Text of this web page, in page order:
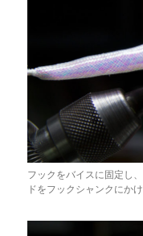
フックをバイスに固定し
ドをフックシャンクにか